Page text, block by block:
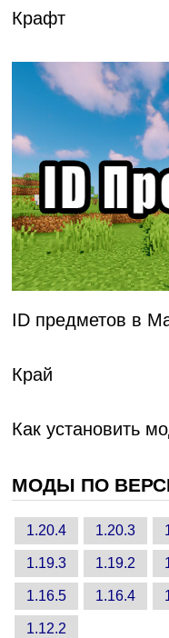
Крафт
ID предметов в
Край
Как установить
МОДЫ ПО
1.20.4 1.20.3
1.19.3 1.19.2
1.16.5 1.16.4
1.12.2